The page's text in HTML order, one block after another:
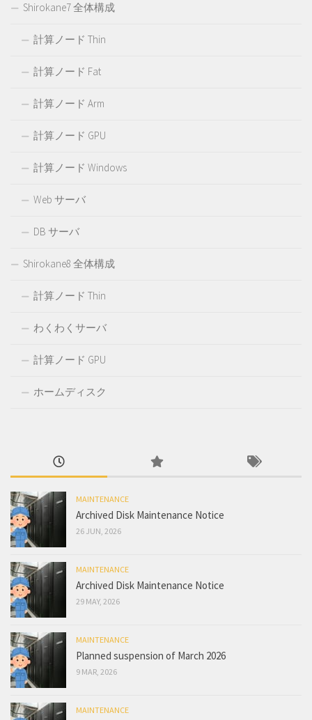
Shirokane7 全体構成
計算ノード Thin
計算ノード Fat
計算ノード Arm
計算ノード GPU
計算ノード Windows
Web サーバ
DB サーバ
Shirokane8 全体構成
計算ノード Thin
わくわくサーバ
計算ノード GPU
ホームディスク
MAINTENANCE
Archived Disk Maintenance Notice
26 JUN, 2026
MAINTENANCE
Archived Disk Maintenance Notice
29 MAY, 2026
MAINTENANCE
Planned suspension of March 2026
9 MAR, 2026
MAINTENANCE